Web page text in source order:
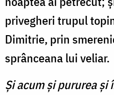
privegheri trupul
Dimitrie, prin
sprânceana lui veliar.
Şi acum şi pururea şi